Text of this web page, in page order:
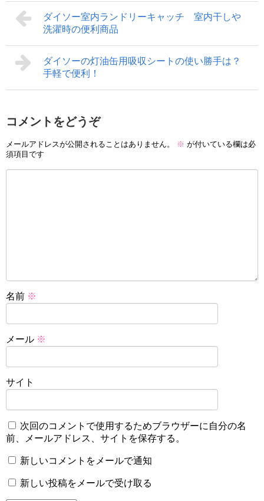
ダイソー室内ランドリーキャッチ 室内干しや
洗濯時の便利商品
ダイソーの灯油缶用吸収シートの使い勝手は？
手軽で便利！
コメントをどうぞ
メールアドレスが公開されることはありません。 ※ が付いている欄は必
須項目です
名前 ※
メール ※
サイト
次回のコメントで使用するためブラウザーに自分の名
前、メールアドレス、サイトを保存する。
新しいコメントをメールで通知
新しい投稿をメールで受け取る